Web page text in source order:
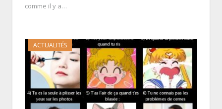
comme il y a…
ACTUALITÉS